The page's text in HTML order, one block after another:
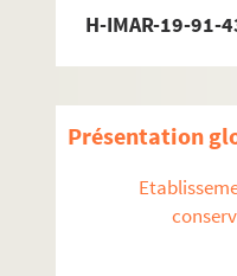
H-IMAR-19-91-
Présentation
H-
H-IMAR-
H-IMAR-
H-